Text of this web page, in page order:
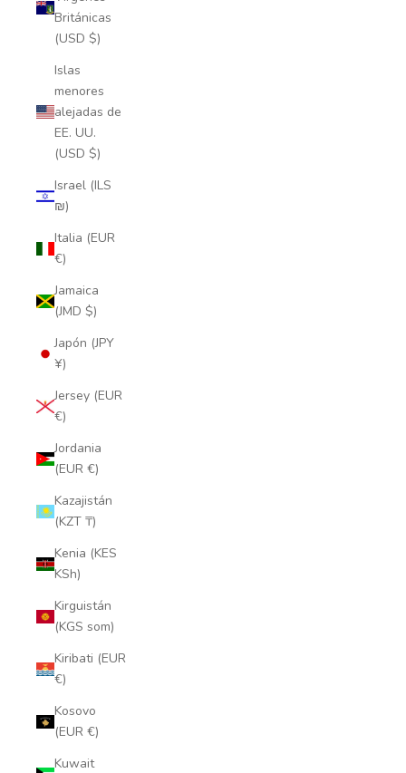
Británicas
(USD $)
Islas
menores
alejadas de
EE. UU.
(USD $)
Israel (ILS
₪)
Italia (EUR
€)
Jamaica
(JMD $)
Japón (JPY
¥)
Jersey (EUR
€)
Jordania
(EUR €)
Kazajistán
(KZT ₸)
Kenia (KES
KSh)
Kirguistán
(KGS som)
Kiribati (EUR
€)
Kosovo
(EUR €)
Kuwait